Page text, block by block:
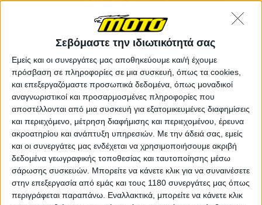
Σεβόμαστε την ιδιωτικότητά σας
Εμείς και οι συνεργάτες μας αποθηκεύουμε και/ή έχουμε
πρόσβαση σε πληροφορίες σε μια συσκευή, όπως τα cookies,
και επεξεργαζόμαστε προσωπικά δεδομένα, όπως μοναδικοί
αναγνωριστικοί και προσαρμοσμένες πληροφορίες που
αποστέλλονται από μια συσκευή για εξατομικευμένες διαφημίσεις
και περιεχόμενο, μέτρηση διαφήμισης και περιεχομένου, έρευνα
ακροατηρίου και ανάπτυξη υπηρεσιών. Με την άδειά σας, εμείς
και οι συνεργάτες μας ενδέχεται να χρησιμοποιήσουμε ακριβή
δεδομένα γεωγραφικής τοποθεσίας και ταυτοποίησης μέσω
σάρωσης συσκευών. Μπορείτε να κάνετε κλικ για να συναινέσετε
στην επεξεργασία από εμάς και τους 1180 συνεργάτες μας όπως
περιγράφεται παραπάνω. Εναλλακτικά, μπορείτε να κάνετε κλικ
Ο ιδρυτής και Διευθυντής της ομάδας, Lucio
Cecchinello, είπε, "Ήμουν ο πρώτος αναβάτης που
ξεκίνησε το ταξίδι της LCR, το οποίο δεν είναι μόνο το
όνειρό μου, αλλά και το σπίτι μου. Στα χρόνια που
ακολούθησαν είχαμε το προνόμιο να βλέπουμε
πολλούς αναβάτες να εξελίσσονται εδώ, ο καθένας